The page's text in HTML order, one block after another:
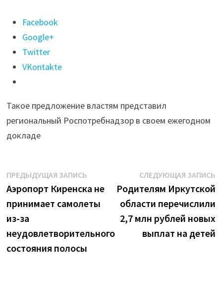
Поделиться
"Ограничить
продажу
алкоголя
хотят
новогодние
и
майские
в
Приангарье"
Facebook
Google+
Twitter
VKontakte
Такое предложение властям представил
региональный Роспотребнадзор в своем ежегодном
докладе
Навигация
по
записям
ПРЕДЫДУЩАЯ ЗАПИСЬПредыдущая
запись:
Аэропорт Киренска не
принимает самолеты
из-за
неудовлетворительного
состояния полосы
СЛЕДУЮЩАЯ ЗАПИСЬ
Родителям Иркутской
области перечислили
2,7 млн рублей новых
выплат на детей